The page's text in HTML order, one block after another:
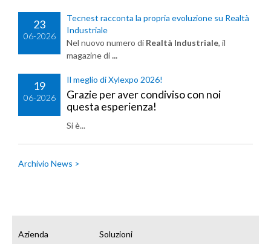
23
06-2026
Tecnest racconta la propria evoluzione su Realtà
Industriale
Nel nuovo numero di Realtà Industriale, il
magazine di...
19
06-2026
Il meglio di Xylexpo 2026!
Grazie per aver condiviso con noi
questa esperienza!
Si è...
Archivio News >
Azienda Soluzioni